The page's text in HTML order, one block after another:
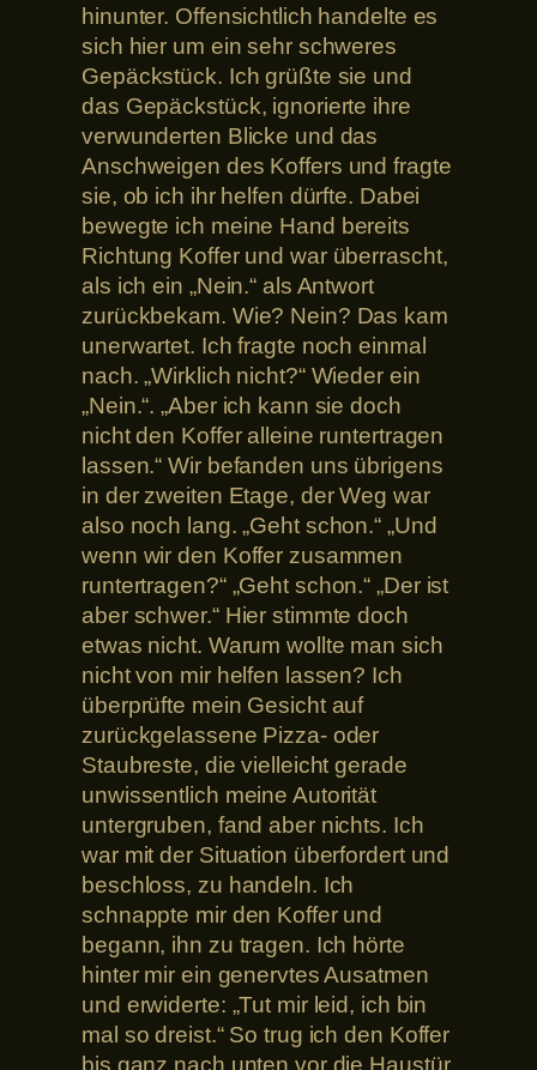
hinunter. Offensichtlich handelte es
sich hier um ein sehr schweres
Gepäckstück. Ich grüßte sie und
das Gepäckstück, ignorierte ihre
verwunderten Blicke und das
Anschweigen des Koffers und fragte
sie, ob ich ihr helfen dürfte. Dabei
bewegte ich meine Hand bereits
Richtung Koffer und war überrascht,
als ich ein „Nein.“ als Antwort
zurückbekam. Wie? Nein? Das kam
unerwartet. Ich fragte noch einmal
nach. „Wirklich nicht?“ Wieder ein
„Nein.“. „Aber ich kann sie doch
nicht den Koffer alleine runtertragen
lassen.“ Wir befanden uns übrigens
in der zweiten Etage, der Weg war
also noch lang. „Geht schon.“ „Und
wenn wir den Koffer zusammen
runtertragen?“ „Geht schon.“ „Der ist
aber schwer.“ Hier stimmte doch
etwas nicht. Warum wollte man sich
nicht von mir helfen lassen? Ich
überprüfte mein Gesicht auf
zurückgelassene Pizza- oder
Staubreste, die vielleicht gerade
unwissentlich meine Autorität
untergruben, fand aber nichts. Ich
war mit der Situation überfordert und
beschloss, zu handeln. Ich
schnappte mir den Koffer und
begann, ihn zu tragen. Ich hörte
hinter mir ein genervtes Ausatmen
und erwiderte: „Tut mir leid, ich bin
mal so dreist.“ So trug ich den Koffer
bis ganz nach unten vor die Haustür,